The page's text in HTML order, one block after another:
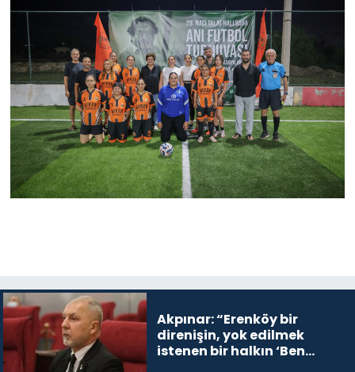
Akpınar: “Erenköy bir
direnişin, yok edilmek
istenen bir halkın ‘Ben